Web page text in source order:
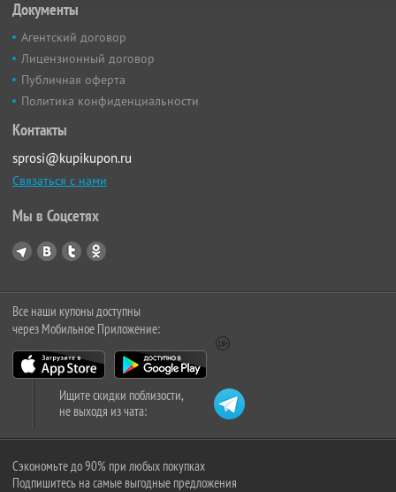
Документы
Агентский договор
Лицензионный договор
Публичная оферта
Политика конфиденциальности
Контакты
sprosi@kupikupon.ru
Связаться с нами
Мы в Соцсетях
Все наши купоны доступны
через Мобильное Приложение:
Ищите скидки поблизости,
не выходя из чата:
Сэкономьте до 90% при любых покупках
Подпишитесь на самые выгодные предложения